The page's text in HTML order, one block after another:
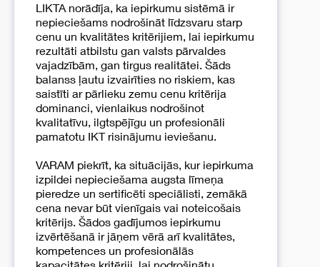
LIKTA norādīja, ka iepirkumu sistēmā ir
nepieciešams nodrošināt līdzsvaru starp
cenu un kvalitātes kritērijiem, lai iepirkumu
rezultāti atbilstu gan valsts pārvaldes
vajadzībām, gan tirgus realitātei. Šāds
balanss ļautu izvairīties no riskiem, kas
saistīti ar pārlieku zemu cenu kritērija
dominanci, vienlaikus nodrošinot
kvalitatīvu, ilgtspējīgu un profesionāli
pamatotu IKT risinājumu ieviešanu.
VARAM piekrīt, ka situācijās, kur iepirkuma
izpildei nepieciešama augsta līmeņa
pieredze un sertificēti speciālisti, zemākā
cena nevar būt vienīgais vai noteicošais
kritērijs. Šādos gadījumos iepirkumu
izvērtēšanā ir jāņem vērā arī kvalitātes,
kompetences un profesionālās